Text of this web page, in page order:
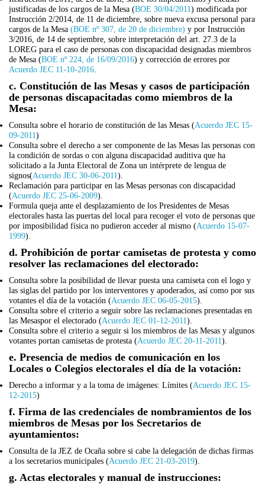
justificadas de los cargos de la Mesa (BOE 30/04/2011) modificada por
Instrucción 2/2014, de 11 de diciembre, sobre nueva excusa personal para
cargos de la Mesa (BOE nº 307, de 20 de diciembre) y por Instrucción
3/2016, de 14 de septiembre, sobre interpretación del art. 27.3 de la
LOREG para el caso de personas con discapacidad designadas miembros
de Mesa (BOE nº 224, de 16/09/2016) y corrección de errores por
Acuerdo JEC 11-10-2016
c. Constitución de las Mesas y casos de participación
de personas discapacitadas como miembros de la
Mesa:
Consulta sobre el horario de constitución de las Mesas (Acuerdo JEC 15-
09-2011)
Consulta sobre el derecho a ser componente de las Mesas las personas con
la condición de sordas o con alguna discapacidad auditiva que ha
solicitado a la Junta Electoral de Zona un intérprete de lengua de
signos(Acuerdo JEC 30-06-2011).
Reclamación para participar en las Mesas personas con discapacidad
(Acuerdo JEC 25-06-2009).
Formula queja ante el desplazamiento de los Presidentes de Mesas
electorales hasta las puertas del local para recoger el voto de personas que
por imposibilidad física no pudieron acceder al mismo (Acuerdo 15-07-
1999).
d. Prohibición de portar camisetas de protesta y como
resolver las reclamaciones del electorado:
Consulta sobre la posibilidad de llevar puesta una camiseta con el logo y
las siglas del partido por los interventores y apoderados, así como por sus
votantes el día de la votación (Acuerdo JEC 06-05-2015).
Consulta sobre el criterio a seguir sobre las reclamaciones presentadas en
las Mesaspor el electorado (Acuerdo JEC 01-12-2011).
Consulta sobre el criterio a seguir si los miembros de las Mesas y algunos
votantes portan camisetas de protesta (Acuerdo JEC 20-11-2011).
e. Presencia de medios de comunicación en los
Locales o Colegios electorales el día de la votación:
Derecho a informar y a la toma de imágenes: Límites (Acuerdo JEC 15-
12-2015)
f. Firma de las credenciales de nombramientos de los
miembros de Mesas por los Secretarios de
ayuntamientos:
Consulta de la JEZ de Ocaña sobre si cabe la delegación de dichas firmas
a los secretarios municipales (Acuerdo JEC 21-03-2019).
g. Actas electorales y manual de instrucciones: